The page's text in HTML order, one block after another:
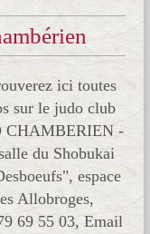
ici toutes
sur le judo club
CHAMBERIEN -
du Shobukai
espace
Allobroges,
69 55 03, Email